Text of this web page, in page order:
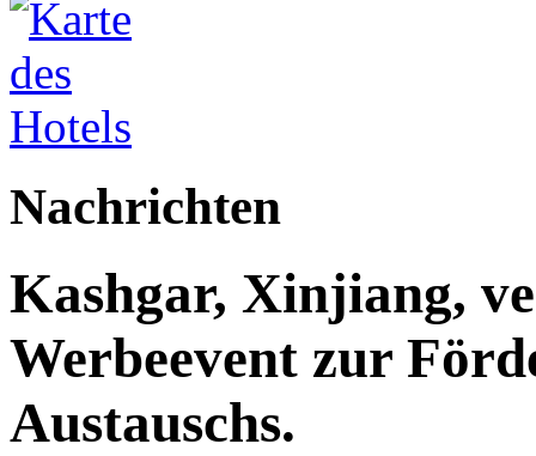
Nachrichten
Kashgar, Xinjiang,
Werbeevent zur
Austauschs.